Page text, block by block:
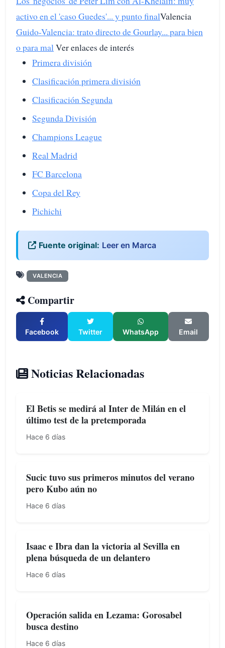
activo en el 'caso Guedes'... y punto finalValencia
Guido-Valencia: trato directo de Gourlay... para bien
o para malVer enlaces de interés
Primera división
Clasificación primera división
Clasificación Segunda
Segunda División
Champions League
Real Madrid
FC Barcelona
Copa del Rey
Pichichi
Fuente original: Leer en Marca
VALENCIA
Compartir
Facebook Twitter WhatsApp Email
Noticias Relacionadas
El Betis se medirá al Inter de Milán en el
último test de la pretemporada
Hace 6 días
Sucic tuvo sus primeros minutos del verano
pero Kubo aún no
Hace 6 días
Isaac e Ibra dan la victoria al Sevilla en
plena búsqueda de un delantero
Hace 6 días
Operación salida en Lezama: Gorosabel
busca destino
Hace 6 días